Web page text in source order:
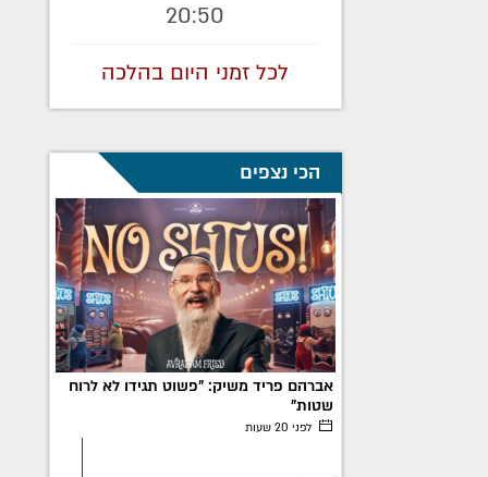
20:50
לכל זמני היום בהלכה
הכי נצפים
אברהם פריד משיק: "פשוט תגידו לא לרוח
שטות"
לפני 20 שעות